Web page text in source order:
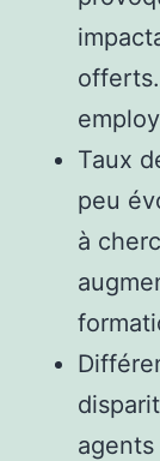
Taux
peu
à